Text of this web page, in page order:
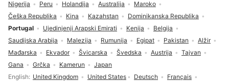
Izbor jezika
English United Kingdom United States Deutsch
Français
Nigerija
Peru Holandija Australija
Maroko
Češka Republika
Kina Kazahstan
Dominikanska Republika
Portugal
Ujedinjenji Arapski Emirati Kenija
Belgija
Saudijska Arabija
Malezija Rumunija Egipat Pakistan
Alžir
Mađarska
Ekvador Švicarska Švedska Austrija
Tajvan
Gana
Grčka Kamerun Japan